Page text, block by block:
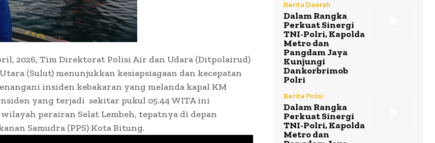
2026, Tim Direktorat Polisi Air dan Udara (Ditpolairud)
(Sulut) menunjukkan kesiapsiagaan dan kecepatan
insiden kebakaran yang melanda kapal KM
yang terjadi sekitar pukul 05.44 WITA ini
perairan Selat Lembeh, tepatnya di depan
Samudra (PPS) Kota Bitung.
Berita Daerah
Dalam Rangka
Perkuat Sinergi
TNI-Polri, Kapolda
Metro dan
Pangdam Jaya
Kunjungi
Dankorbrimob
Polri
Berita Polisi
Dalam Rangka
Perkuat Sinergi
TNI-Polri, Kapolda
Metro dan